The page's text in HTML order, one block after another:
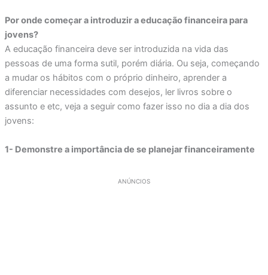
Por onde começar a introduzir a educação financeira para
jovens?
A educação financeira deve ser introduzida na vida das
pessoas de uma forma sutil, porém diária. Ou seja, começando
a mudar os hábitos com o próprio dinheiro, aprender a
diferenciar necessidades com desejos, ler livros sobre o
assunto e etc, veja a seguir como fazer isso no dia a dia dos
jovens:
1- Demonstre a importância de se planejar financeiramente
ANÚNCIOS